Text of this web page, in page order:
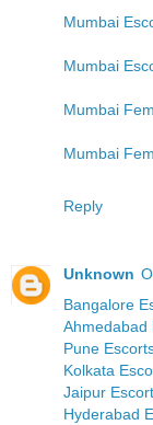
Mumbai
Mumbai
Mumbai
Mumbai
Reply
Unknown
Bangalore
Ahmedabad
Pune
Kolkata
Jaipur
Hyderabad